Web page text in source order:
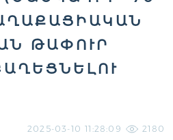
ԹԱՓՈՒՐ
2025-03-10 11:28:09 2180